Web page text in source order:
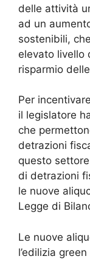
delle attività
ad un
sostenibili,
elevato livello
risparmio
Per
il legislatore
che
detrazioni
questo
di detrazioni
le nuove
Legge di
Le nuove
l’edilizia